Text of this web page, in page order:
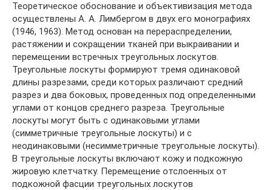
Теоретическое обоснование и объективизация метода
осуществлены А. А. Лимбергом в двух его монографиях
(1946, 1963). Метод основан на перераспределении,
растяжении и сокращении тканей при выкраивании и
перемещении встречных треугольных лоскутов.
Треугольные лоскуты формируют тремя одинаковой
длины разрезами, среди которых различают средний
разрез и два боковых, проведенных под определенными
углами от концов среднего разреза. Треугольные
лоскуты могут быть с одинаковыми углами
(симметричные треугольные лоскуты) и с
неодинаковыми (несимметричные треугольные лоскуты).
В треугольные лоскуты включают кожу и подкожную
жировую клетчатку. Перемещение отслоенных от
подкожной фасции треугольных лоскутов